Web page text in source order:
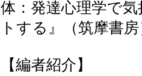
体：発達心理学で
トする』（筑摩書
【編者紹介】